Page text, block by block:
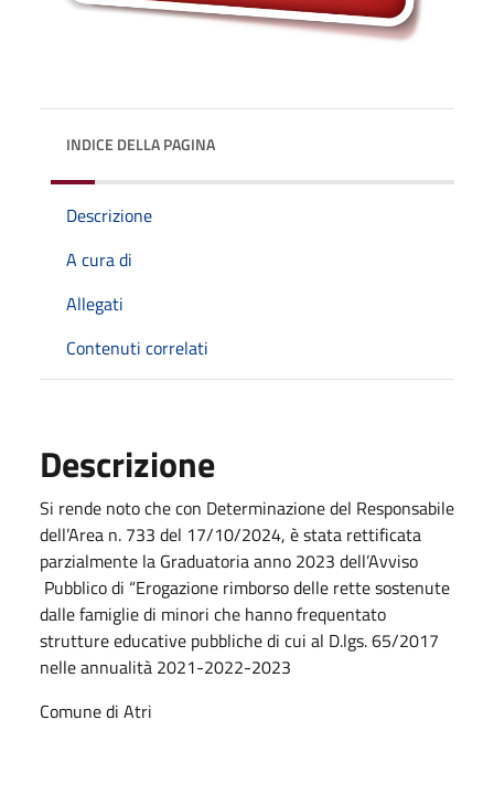
INDICE DELLA PAGINA
Descrizione
A cura di
Allegati
Contenuti correlati
Descrizione
Si rende noto che con Determinazione del Responsabile
dell’Area n. 733 del 17/10/2024, è stata rettificata
parzialmente la Graduatoria anno 2023 dell’Avviso
Pubblico di “Erogazione rimborso delle rette sostenute
dalle famiglie di minori che hanno frequentato
strutture educative pubbliche di cui al D.lgs. 65/2017
nelle annualità 2021-2022-2023
Comune di Atri